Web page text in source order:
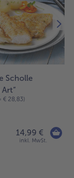
Scholle
€ 28,83)
14,99 €
inkl. MwSt.